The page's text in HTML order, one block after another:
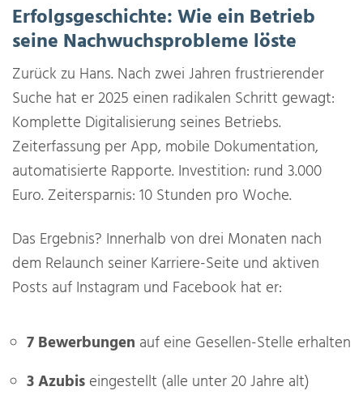
Erfolgsgeschichte: Wie ein Betrieb
seine Nachwuchsprobleme löste
Zurück zu Hans. Nach zwei Jahren frustrierender
Suche hat er 2025 einen radikalen Schritt gewagt:
Komplette Digitalisierung seines Betriebs.
Zeiterfassung per App, mobile Dokumentation,
automatisierte Rapporte. Investition: rund 3.000
Euro. Zeitersparnis: 10 Stunden pro Woche.
Das Ergebnis? Innerhalb von drei Monaten nach
dem Relaunch seiner Karriere-Seite und aktiven
Posts auf Instagram und Facebook hat er:
7 Bewerbungen auf eine Gesellen-Stelle erhalten
3 Azubis eingestellt (alle unter 20 Jahre alt)